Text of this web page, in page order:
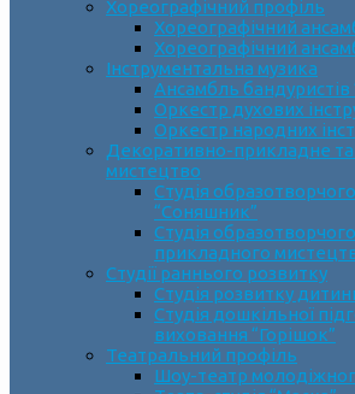
Хореографічний профіль
Хореографічний
Хореографічний
Інструментальна музика
Ансамбль бандуристів
Оркестр духових
Оркестр народних
Декоративно-прикладне
мистецтво
Cтудія
“Соняшник”
Студія
прикладного
Студії раннього розвитку
Студія розвитку
Студія дошкільної
виховання “Горішок”
Театральний профіль
Шоу-театр